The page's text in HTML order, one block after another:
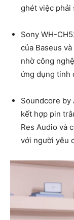
ghét việc phải
Sony WH-
của Baseus
nhờ công
ứng dụng tinh
Soundcore by
kết hợp pin
Res Audio và
với người yêu